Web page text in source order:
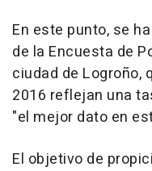
En este punto, se
de la Encuesta de
ciudad de Logroño,
2016 reflejan una
"el mejor dato en
El objetivo de